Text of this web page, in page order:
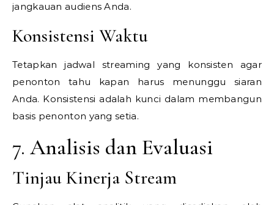
jangkauan audiens Anda.
Konsistensi Waktu
Tetapkan jadwal streaming yang konsisten agar
penonton tahu kapan harus menunggu siaran
Anda. Konsistensi adalah kunci dalam membangun
basis penonton yang setia.
7. Analisis dan Evaluasi
Tinjau Kinerja Stream